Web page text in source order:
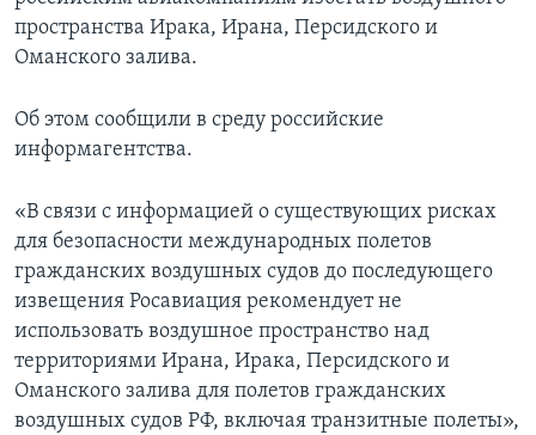
пространства Ирака, Ирана, Персидского и
Оманского залива.
Об этом сообщили в среду российские
информагентства.
«В связи с информацией о существующих рисках
для безопасности международных полетов
гражданских воздушных судов до последующего
извещения Росавиация рекомендует не
использовать воздушное пространство над
территориями Ирана, Ирака, Персидского и
Оманского залива для полетов гражданских
воздушных судов РФ, включая транзитные полеты»,